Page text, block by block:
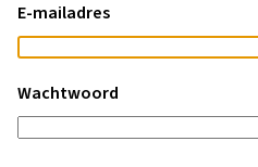
E-mailadres
Wachtwoord